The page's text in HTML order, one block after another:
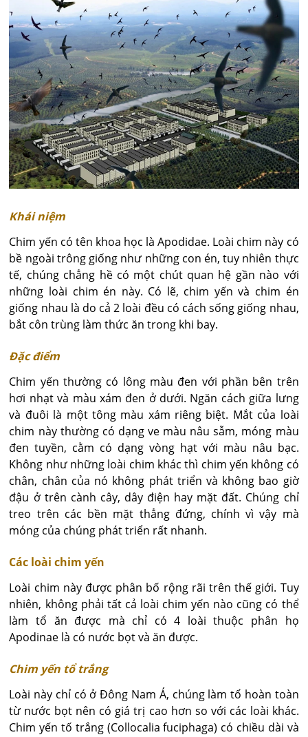
Khái niệm
Chim yến có tên khoa học là Apodidae. Loài chim này có
bề ngoài trông giống như những con én, tuy nhiên thực
tế, chúng chẳng hề có một chút quan hệ gần nào với
những loài chim én này. Có lẽ, chim yến và chim én
giống nhau là do cả 2 loài đều có cách sống giống nhau,
bắt côn trùng làm thức ăn trong khi bay.
Đặc điểm
Chim yến thường có lông màu đen với phần bên trên
hơi nhạt và màu xám đen ở dưới. Ngăn cách giữa lưng
và đuôi là một tông màu xám riêng biệt. Mắt của loài
chim này thường có dạng ve màu nâu sẫm, móng màu
đen tuyền, cằm có dạng vòng hạt với màu nâu bạc.
Không như những loài chim khác thì chim yến không có
chân, chân của nó không phát triển và không bao giờ
đậu ở trên cành cây, dây điện hay mặt đất. Chúng chỉ
treo trên các bền mặt thẳng đứng, chính vì vậy mà
móng của chúng phát triển rất nhanh.
Các loài chim yến
Loài chim này được phân bố rộng rãi trên thế giới. Tuy
nhiên, không phải tất cả loài chim yến nào cũng có thể
làm tổ ăn được mà chỉ có 4 loài thuộc phân họ
Apodinae là có nước bọt và ăn được.
Chim yến tổ trắng
Loài này chỉ có ở Đông Nam Á, chúng làm tổ hoàn toàn
từ nước bọt nên có giá trị cao hơn so với các loài khác.
Chim yến tố trắng (Collocalia fuciphaga) có chiều dài và